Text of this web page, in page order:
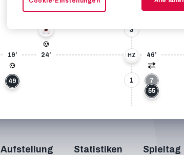
19’
49
20
24’
3
HZ
1
46’
55
7
Aufstellung Statistiken Spieltag